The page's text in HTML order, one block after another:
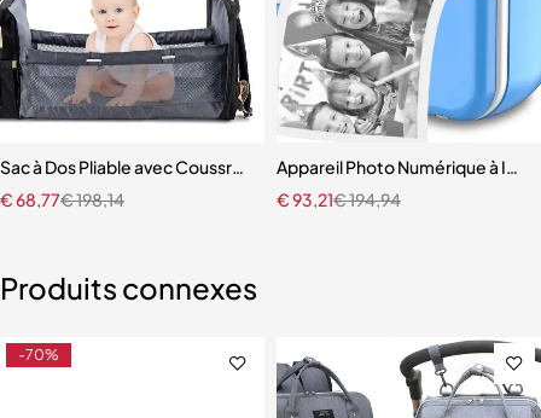
Sac À Dos Détachable
Sac à Dos Pliable avec Coussretours Proxy pour Bébé
€198,14
€68,77
Appareil Photo Numérique à
€194,94
€93,21
Produits connexes
-70%